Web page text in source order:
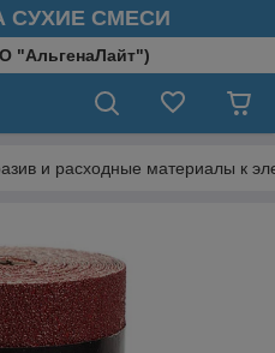
СУХИЕ СМЕСИ
"АльгенаЛайт")
и расходные материалы к